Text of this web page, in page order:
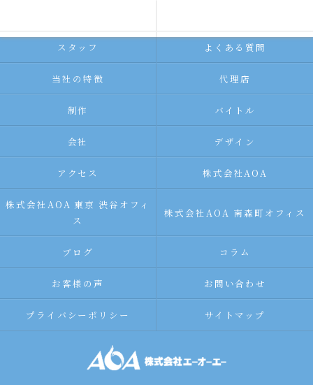
スタッフ よくある質問
当社の特徴 代理店
制作 バイトル
会社 デザイン
アクセス 株式会社AOA
株式会社AOA 東京 渋谷オフィ
ス
株式会社AOA 南森町オフィス
ブログ コラム
お客様の声 お問い合わせ
プライバシーポリシー サイトマップ